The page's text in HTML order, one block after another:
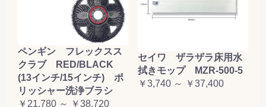
ペンギン フレックスス
クラブ RED/BLACK
(13インチ/15インチ) ポ
リッシャー洗浄ブラシ
￥21,780 ～ ￥38,720
セイワ ザラザラ床用水
拭きモップ MZR-500-5
￥3,740 ～ ￥37,400